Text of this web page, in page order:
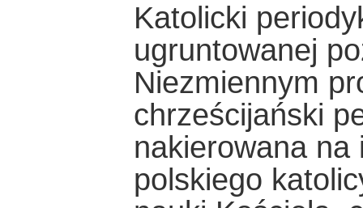
Katolicki
ugruntowanej
Niezmiennym
chrześcijański
nakierowana na
polskiego